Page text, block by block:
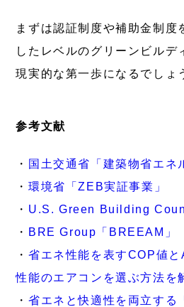
まずは認証制度や補助金制度
したレベルのグリーンビルデ
現実的な第一歩になるでしょ
参考文献
・ 国土交通省「建築物省エネ
・環境省「ZEB実証事業」
・ U.S. Green Building
・ BRE Group「BREEAM」
・省エネ性能を表すCOP値
性能のエアコンを選ぶ方法を
・省エネと快適性を両立する